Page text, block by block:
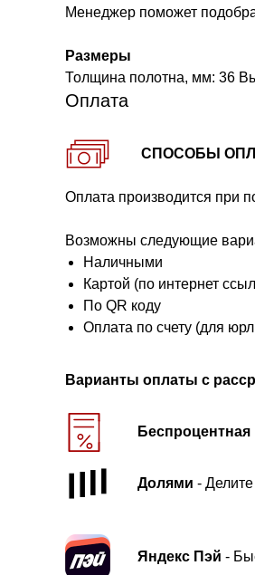
Менеджер поможет
Размеры
Толщина полотна, мм: 36
Оплата
СПОСОБЫ
Оплата производится при
Возможны следующие
Наличными
Картой (по интернет
По QR коду
Оплата по счету (для
Варианты оплаты с
Беспроцентная
Долями -
Яндекс Пэй -